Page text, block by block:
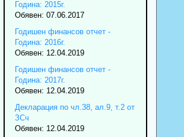
Година: 2015г.
Обявен: 07.06.2017
Годишен финансов отчет -
Година: 2016г.
Обявен: 12.04.2019
Годишен финансов отчет -
Година: 2017г.
Обявен: 12.04.2019
Декларация по чл.38, ал.9, т.2 от
ЗСч
Обявен: 12.04.2019